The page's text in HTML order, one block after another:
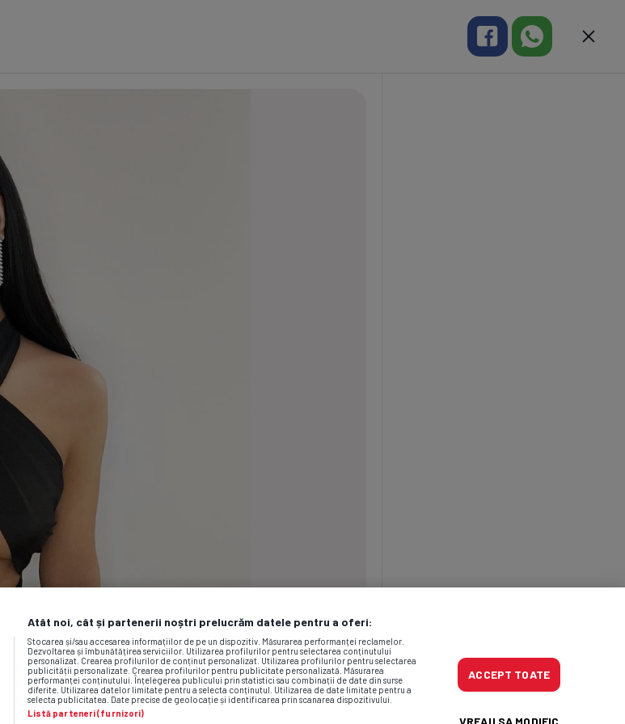
Atât noi, cât și partenerii noștri prelucrăm datele pentru a oferi:
Stocarea și/sau accesarea informațiilor de pe un dispozitiv. Măsurarea performanței reclamelor.
Dezvoltarea și îmbunătățirea serviciilor. Utilizarea profilurilor pentru selectarea conținutului
personalizat. Crearea profilurilor de conținut personalizat. Utilizarea profilurilor pentru selectarea
publicității personalizate. Crearea profilurilor pentru publicitate personalizată. Măsurarea
performanței conținutului. Înțelegerea publicului prin statistici sau combinații de date din surse
diferite. Utilizarea datelor limitate pentru a selecta conținutul. Utilizarea de date limitate pentru a
selecta publicitatea. Date precise de geolocație și identificarea prin scanarea dispozitivului.
Listă parteneri (furnizori)
ACCEPT TOATE
VREAU SA MODIFIC